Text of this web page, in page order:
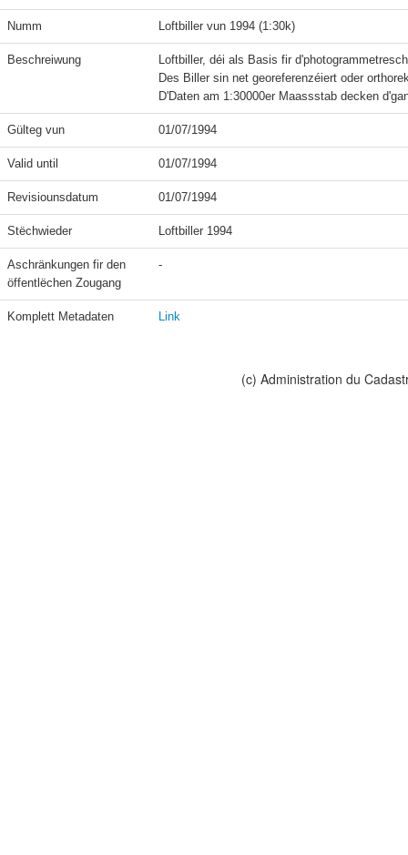
Numm Loftbiller vun 1994 (1:30k)
Beschreiwung
Loftbiller, déi als Basis fir
Des Biller sin net georeferenzéiert oder
Gülteg vun 01/07/1994
Valid until 01/07/1994
Revisiounsdatum 01/07/1994
Stëchwieder Loftbiller 1994
Aschränkungen fir den
öffentlëchen Zougang
-
Komplett Metadaten Link
(c) Administration du